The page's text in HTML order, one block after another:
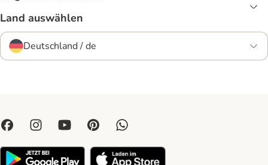
Land auswählen
Deutschland / de